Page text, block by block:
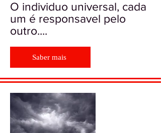
O individuo universal, cada
um é responsavel pelo
outro....
Saber mais